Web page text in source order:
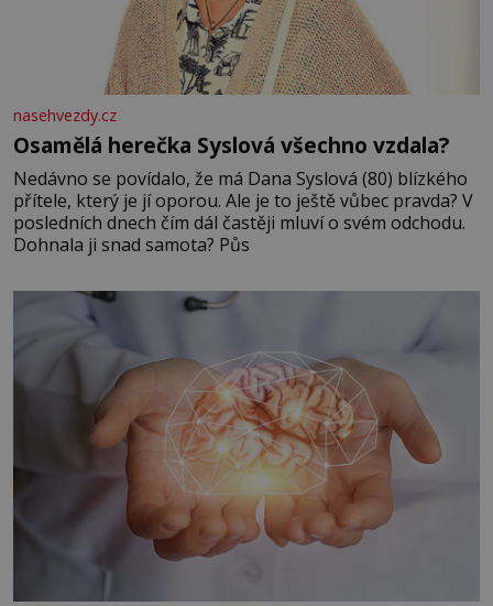
nasehvezdy.cz
Osamělá herečka Syslová všechno vzdala?
Nedávno se povídalo, že má Dana Syslová (80) blízkého
přítele, který je jí oporou. Ale je to ještě vůbec pravda? V
posledních dnech čím dál častěji mluví o svém odchodu.
Dohnala ji snad samota? Půs